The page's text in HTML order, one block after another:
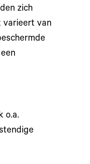
zich
varieert van
o.a.